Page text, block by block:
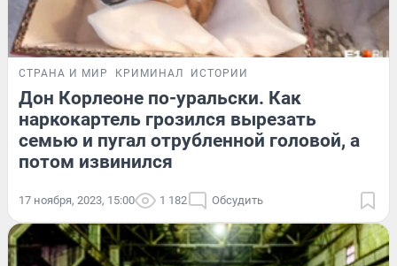
СТРАНА И МИР КРИМИНАЛ ИСТОРИИ
Дон Корлеоне по-уральски. Как
наркокартель грозился вырезать
семью и пугал отрубленной головой, а
потом извинился
17 ноября, 2023, 15:00 1 182 Обсудить